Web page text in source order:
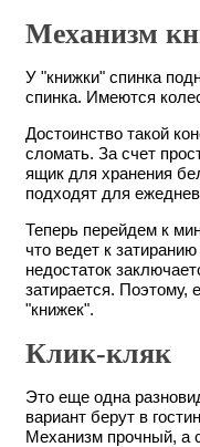
Механизм
У "книжки" спинка
спинка. Имеются
Достоинство такой
сломать. За счет
ящик для хранения
подходят для
Теперь перейдем к
что ведет к
недостаток
затирается. Поэтому,
"книжек".
Клик-кляк
Это еще одна
вариант берут в
Механизм прочный, а